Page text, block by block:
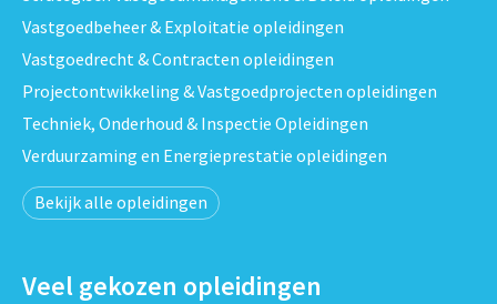
Vastgoedbeheer & Exploitatie opleidingen
Vastgoedrecht & Contracten opleidingen
Projectontwikkeling & Vastgoedprojecten opleidingen
Techniek, Onderhoud & Inspectie Opleidingen
Verduurzaming en Energieprestatie opleidingen
Bekijk alle opleidingen
Veel gekozen opleidingen